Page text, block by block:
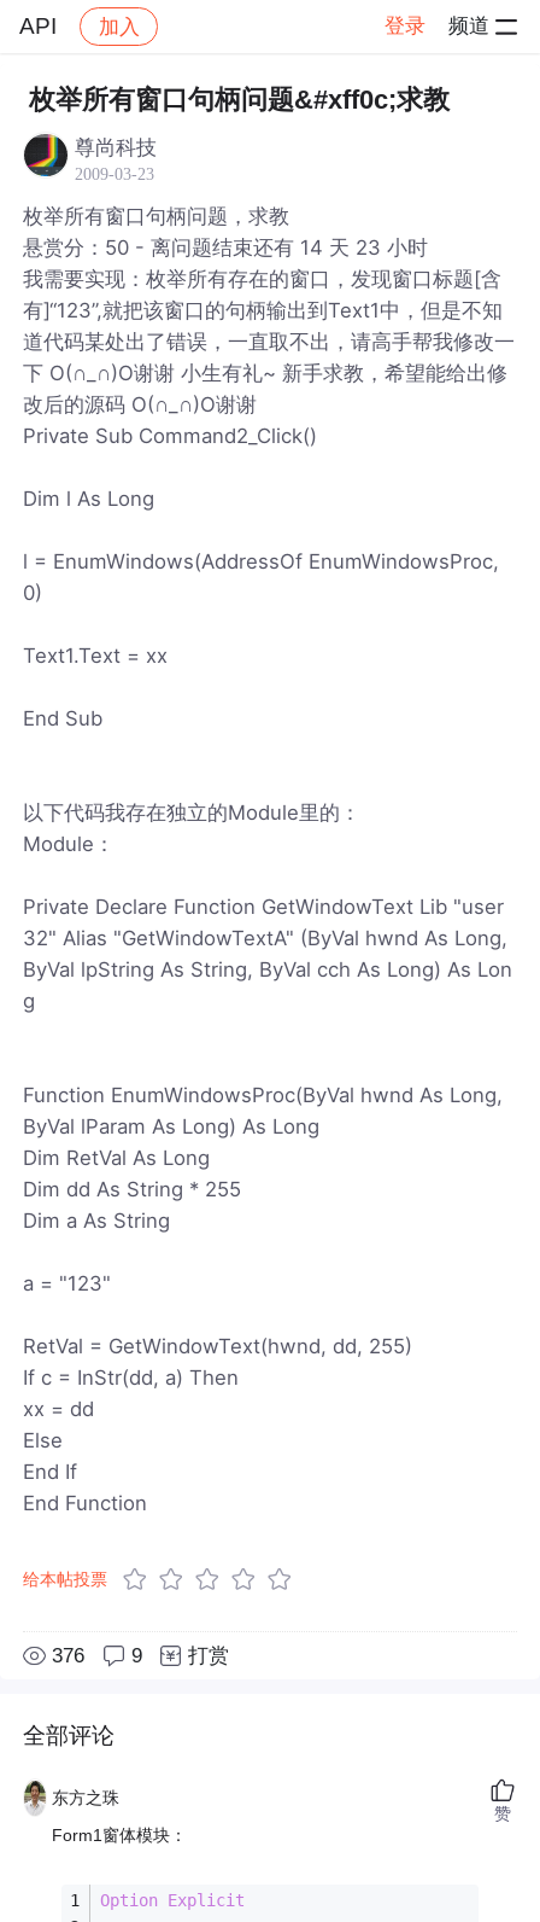
API 加入 登录 频道
社区 API 帖子详情
枚举所有窗口句柄问题&#xff0c;求教
尊尚科技
2009-03-23
枚举所有窗口句柄问题，求教
悬赏分：50 - 离问题结束还有 14 天 23 小时
我需要实现：枚举所有存在的窗口，发现窗口标题[含
有]“123”,就把该窗口的句柄输出到Text1中，但是不知
道代码某处出了错误，一直取不出，请高手帮我修改一
下 O(∩_∩)O谢谢 小生有礼~ 新手求教，希望能给出修
改后的源码 O(∩_∩)O谢谢
Private Sub Command2_Click()
Dim l As Long
l = EnumWindows(AddressOf EnumWindowsProc,
0)
Text1.Text = xx
End Sub
以下代码我存在独立的Module里的：
Module：
Private Declare Function GetWindowText Lib "user
32" Alias "GetWindowTextA" (ByVal hwnd As Long,
ByVal lpString As String, ByVal cch As Long) As Lon
g
Function EnumWindowsProc(ByVal hwnd As Long,
ByVal lParam As Long) As Long
Dim RetVal As Long
Dim dd As String * 255
Dim a As String
a = "123"
RetVal = GetWindowText(hwnd, dd, 255)
If c = InStr(dd, a) Then
xx = dd
Else
End If
End Function
给本帖投票
376 9 打赏
全部评论
东方之珠
Form1窗体模块：
Option Explicit
赞